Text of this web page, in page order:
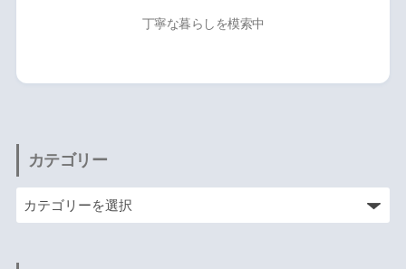
丁寧な暮らしを模索中
カテゴリー